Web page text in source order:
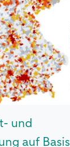
und
auf